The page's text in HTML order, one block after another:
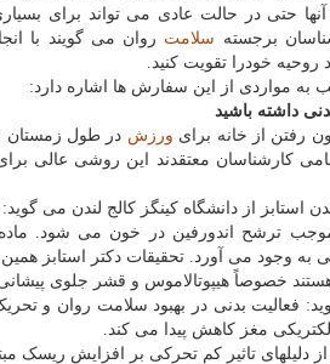
آنها حتی در حالت عادی می تواند برای
برجسته سلامت روان می گویند با
روحیه خودرا تقویت کنید.
به مواردی از این سفارش ها اشاره دارد:
داشته باشید
رفتن از خانه برای ورزش در طول زمستان
کارشناسان معتقدند این روشی عالی
استابز از دانشگاه کینگز کالج لندن می
ترشح اندورفین در خون می شود.
وجود می آورد. تحقیقات دکتر استابز
خصوصاً هیپوتالاموس و قشر جلوی
فعالیت بدنی در بهبود سلامت روان و
مغز کاهش پیدا می کند.
از دلیلهای تاثیر کم تحرکی بر افزایش